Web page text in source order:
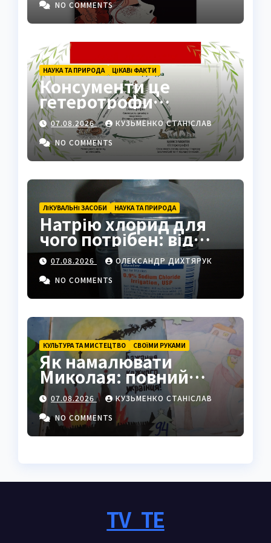
NO COMMENTS
НАУКА ТА ПРИРОДА ЦІКАВІ ФАКТИ
Консументи це
гетеротрофи
екосистеми
07.08.2026
КУЗЬМЕНКО СТАНІСЛАВ
NO COMMENTS
ЛІКУВАЛЬНІ ЗАСОБИ НАУКА ТА ПРИРОДА
Натрію хлорид для
чого потрібен: від
фізрозчину до
промисловості
07.08.2026
ОЛЕКСАНДР ДИХТЯРУК
NO COMMENTS
КУЛЬТУРА ТА МИСТЕЦТВО СВОЇМИ РУКАМИ
Як намалювати
Миколая: повний
покроковий гайд з
секретами майстрів
07.08.2026
КУЗЬМЕНКО СТАНІСЛАВ
NO COMMENTS
TV_TE